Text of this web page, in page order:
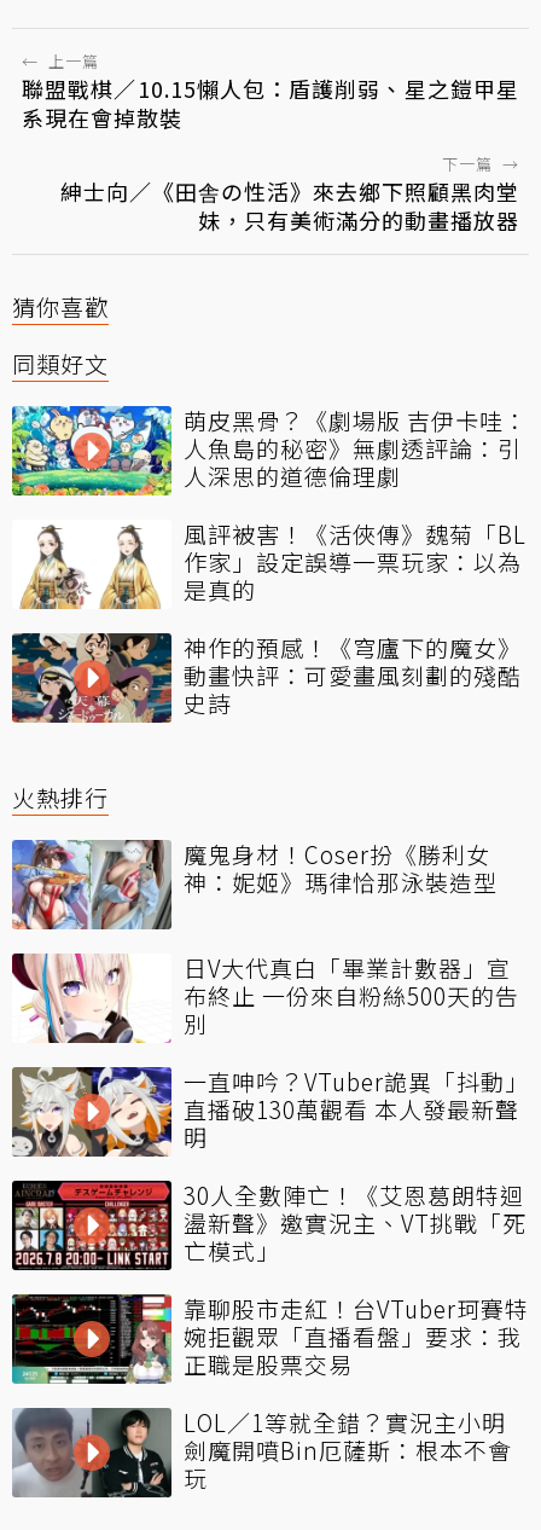
← 上一篇
聯盟戰棋／10.15懶人包：盾護削弱、星之鎧甲星
系現在會掉散裝
下一篇 →
紳士向／《田舎の性活》來去鄉下照顧黑肉堂
妹，只有美術滿分的動畫播放器
猜你喜歡
同類好文
萌皮黑骨？《劇場版 吉伊卡哇：
人魚島的秘密》無劇透評論：引
人深思的道德倫理劇
風評被害！《活俠傳》魏菊「BL
作家」設定誤導一票玩家：以為
是真的
神作的預感！《穹廬下的魔女》
動畫快評：可愛畫風刻劃的殘酷
史詩
火熱排行
魔鬼身材！Coser扮《勝利女
神：妮姬》瑪律恰那泳裝造型
日V大代真白「畢業計數器」宣
布終止 一份來自粉絲500天的告
別
一直呻吟？VTuber詭異「抖動」
直播破130萬觀看 本人發最新聲
明
30人全數陣亡！《艾恩葛朗特迴
盪新聲》邀實況主、VT挑戰「死
亡模式」
靠聊股市走紅！台VTuber珂賽特
婉拒觀眾「直播看盤」要求：我
正職是股票交易
LOL／1等就全錯？實況主小明
劍魔開噴Bin厄薩斯：根本不會
玩